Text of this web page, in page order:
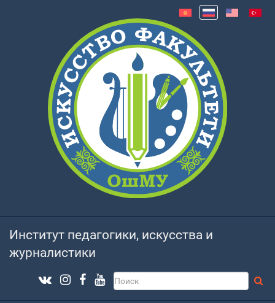
Институт педагогики, искусства и
журналистики